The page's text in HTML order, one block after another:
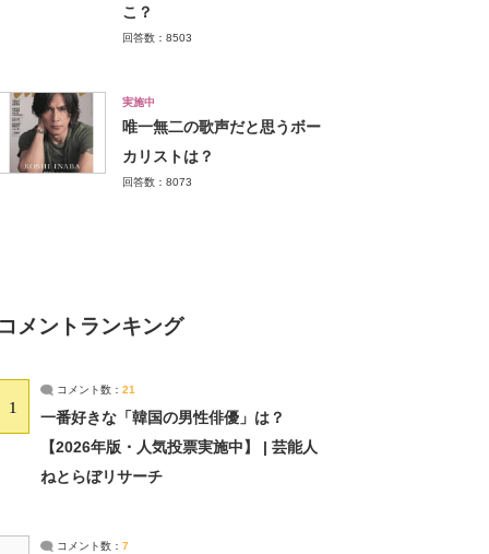
こ？
回答数：8503
実施中
唯一無二の歌声だと思うボー
カリストは？
回答数：8073
コメントランキング
1
コメント数： 21
一番好きな「韓国の男性俳優」は？
【2026年版・人気投票実施中】 | 芸能人
ねとらぼリサーチ
コメント数： 7